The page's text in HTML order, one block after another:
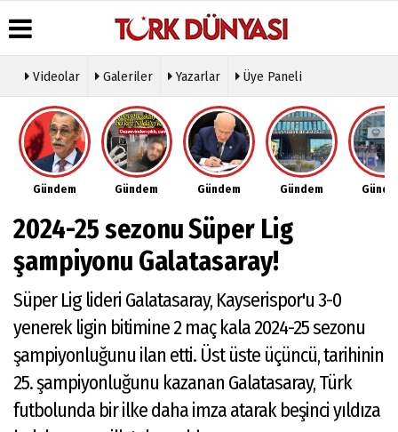
Üye Paneli
Haber
Arşivi
Gazete
Arşivi
Günün
Haberleri
Hava
Durumu
Gazete
Manşetleri
Anketler
Biyografiler
Köşe
Yazarları
Video
Galeri
Foto
Etkinlikler
Künye
İletişim
Çerez
Politikası
Videolar Galeriler Yazarlar Üye Paneli
Gündem Gündem Gündem Gündem
2024-25 sezonu Süper Lig
şampiyonu Galatasaray!
Süper Lig lideri Galatasaray, Kayserispor'u 3-0
yenerek ligin bitimine 2 maç kala 2024-25 sezonu
şampiyonluğunu ilan etti. Üst üste üçüncü, tarihinin
25. şampiyonluğunu kazanan Galatasaray, Türk
futbolunda bir ilke daha imza atarak beşinci yıldıza